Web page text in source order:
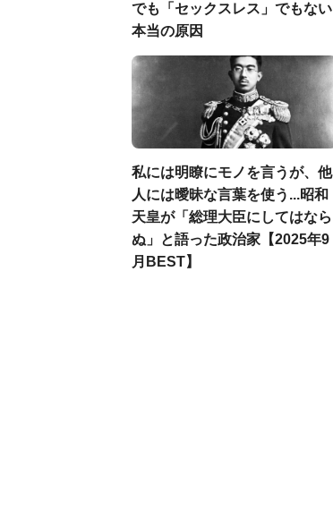
でも「セックスレス」でもない
本当の原因
私には明瞭にモノを言うが、他
人には曖昧な言葉を使う...昭和
天皇が「総理大臣にしてはなら
ぬ」と語った政治家【2025年9
月BEST】